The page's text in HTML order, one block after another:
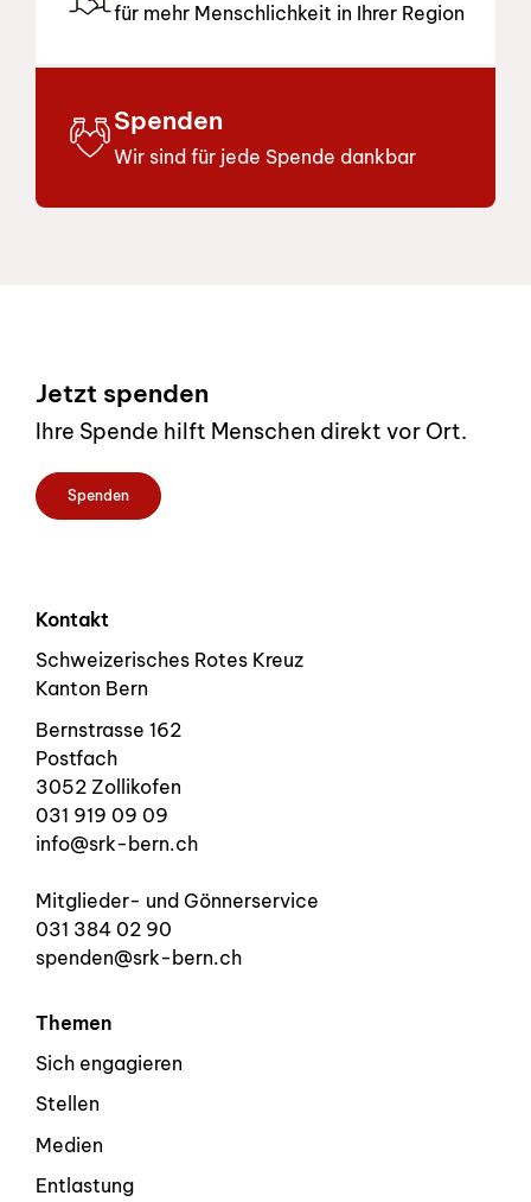
für mehr Menschlichkeit in Ihrer Region
Spenden
Wir sind für jede Spende dankbar
Jetzt spenden
Ihre Spende hilft Menschen direkt vor Ort.
Spenden
Kontakt
Schweizerisches Rotes Kreuz
Kanton Bern
Bernstrasse 162
Postfach
3052 Zollikofen
031 919 09 09
info@srk-bern.ch
Mitglieder- und Gönnerservice
031 384 02 90
spenden@srk-bern.ch
Themen
Sich engagieren
Stellen
Medien
Entlastung